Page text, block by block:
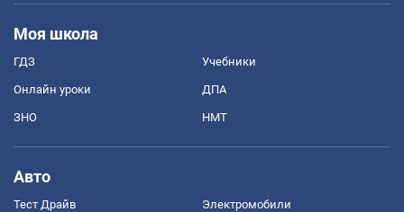
Моя школа
ГДЗ Учебники
Онлайн уроки ДПА
ЗНО НМТ
Авто
Тест Драйв Электромобили